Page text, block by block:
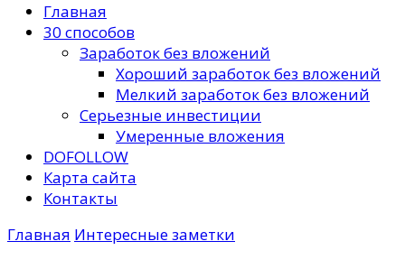
Главная
30 способов
Заработок без вложений
Хороший заработок без вложений
Мелкий заработок без вложений
Серьезные инвестиции
Умеренные вложения
DOFOLLOW
Карта сайта
Контакты
Главная Интересные заметки